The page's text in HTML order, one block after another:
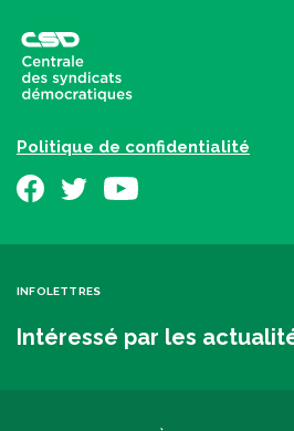
Politique de confidentialité
INFOLETTRES
Intéressé par les